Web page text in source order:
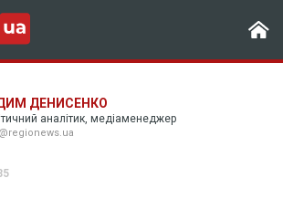
ДЕНИСЕНКО
аналітик, медіаменеджер